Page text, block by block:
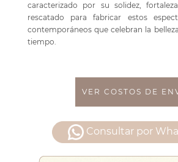
caracterizado por su solidez,
rescatado para fabricar estos
contemporáneos que celebran la
tiempo.
VER COSTOS DE
Consultar por